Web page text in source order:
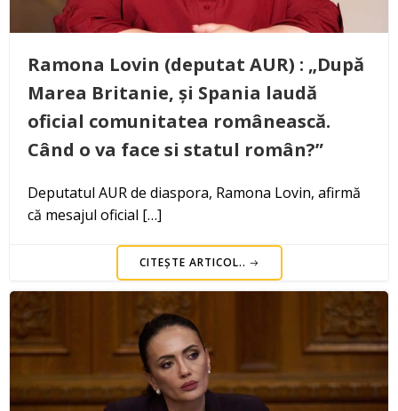
Ramona Lovin (deputat AUR) : „După
Marea Britanie, și Spania laudă
oficial comunitatea românească.
Când o va face si statul român?”
Deputatul AUR de diaspora, Ramona Lovin, afirmă
că mesajul oficial […]
CITEȘTE ARTICOL..